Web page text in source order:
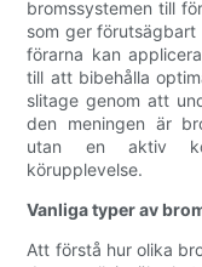
bromssystemen till
som ger
förarna kan
till att bibehålla
slitage genom att
den meningen är
utan en aktiv
körupplevelse.
Vanliga typer av
Att förstå hur olika